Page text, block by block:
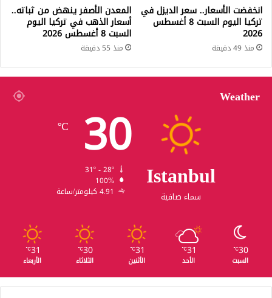
انخفضت الأسعار.. سعر الديزل في
تركيا اليوم السبت 8 أغسطس
2026
منذ 49 دقيقة
المعدن الأصفر ينهض من ثباته..
أسعار الذهب في تركيا اليوم
السبت 8 أغسطس 2026
منذ 55 دقيقة
Weather
Istanbul
سماء صافية
30
℃
100%
4.91 كيلومتر/ساعة
30
℃
السبت
31
℃
الأحد
31
℃
الأثنين
30
℃
الثلاثاء
31
℃
الأربعاء